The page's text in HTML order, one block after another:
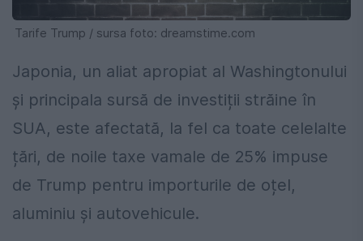
Tarife Trump / sursa foto: dreamstime.com
Japonia, un aliat apropiat al Washingtonului
și principala sursă de investiții străine în
SUA, este afectată, la fel ca toate celelalte
țări, de noile taxe vamale de 25% impuse
de Trump pentru importurile de oțel,
aluminiu și autovehicule.